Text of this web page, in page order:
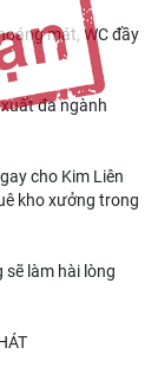
mát, WC đầy
đa ngành
cho Kim Liên
kho xưởng trong
sẽ làm hài lòng